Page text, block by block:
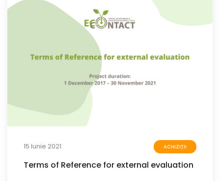
15 Iunie 2021 ACHIZIȚII
Terms of Reference for external evaluation